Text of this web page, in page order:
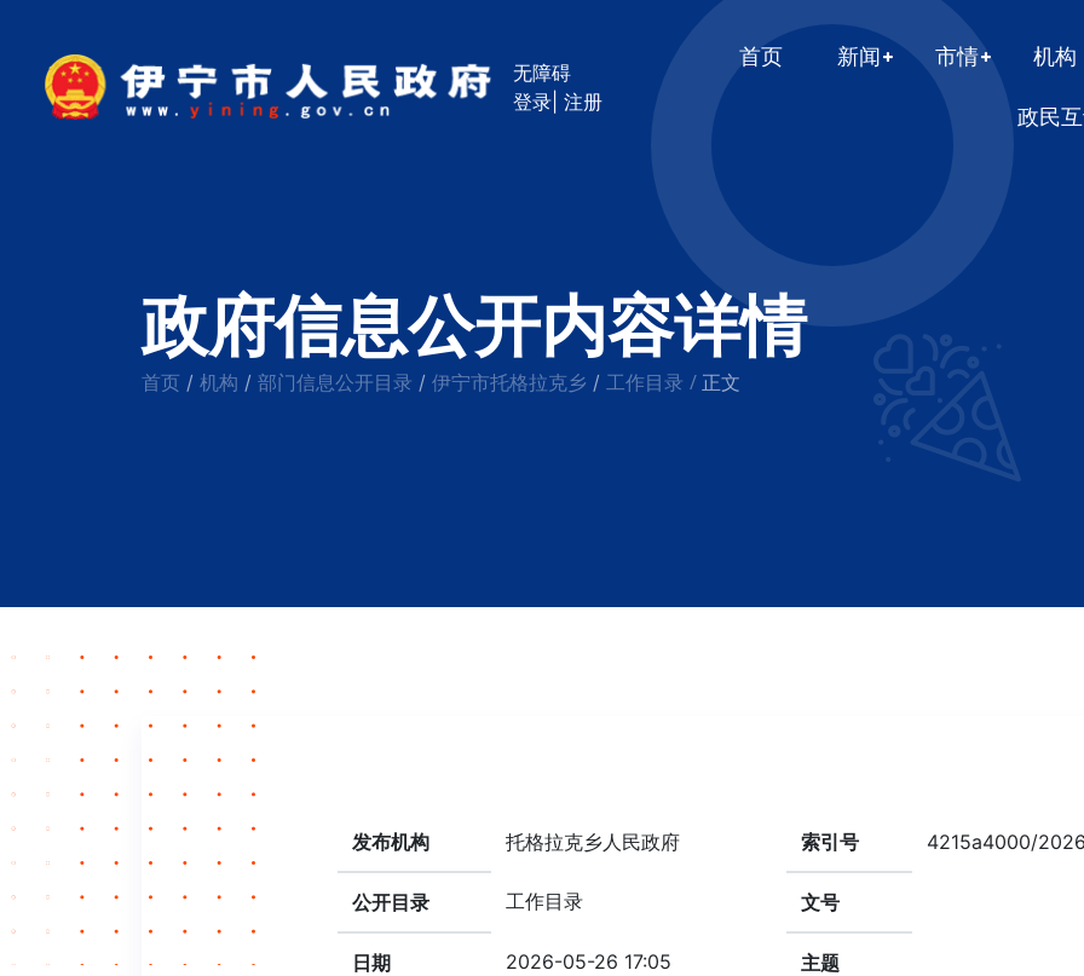
无障碍
登录 |注册
首页 新闻 市情 机构
政民
政府信息公开内容详情
首页 / 机构 / 部门信息公开目录 / 伊宁市托格拉克乡 / 工作目录 / 正文
发布机构 托格拉克乡人民政府 索引号 4215a4000/
公开目录 工作目录 文号
日期 2026-05-26 17:05 主题